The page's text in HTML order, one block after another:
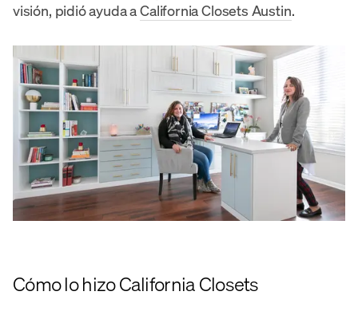
visión, pidió ayuda aCalifornia Closets Austin.
Cómo lo hizo California Closets